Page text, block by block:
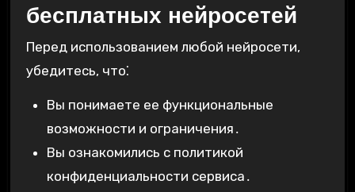
бесплатных нейросетей
Перед использованием любой нейросети,
убедитесь, что⁚
Вы понимаете ее функциональные
возможности и ограничения․
Вы ознакомились с политикой
конфиденциальности сервиса․